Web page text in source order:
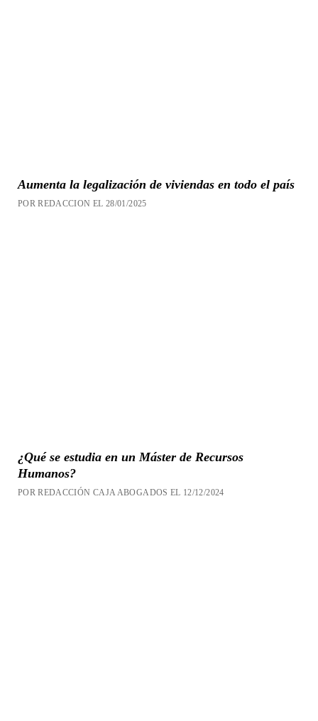
Aumenta la legalización de viviendas en todo el país
POR REDACCION EL 28/01/2025
¿Qué se estudia en un Máster de Recursos
Humanos?
POR REDACCIÓN CAJA ABOGADOS EL 12/12/2024